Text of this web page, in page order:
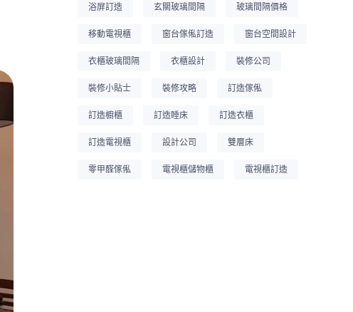
浴屏訂造 玄關玻璃間隔 玻璃間隔價格
移動電視櫃 窗台傢俬訂造 窗台空間設計
衣櫃玻璃間隔 衣櫃設計 裝修公司
裝修小貼士 裝修攻略 訂造傢俬
訂造櫥櫃 訂造睡床 訂造衣櫃
訂造電視櫃 設計公司 雙層床
零甲醛傢俬 電視櫃儲物櫃 電視櫃訂造